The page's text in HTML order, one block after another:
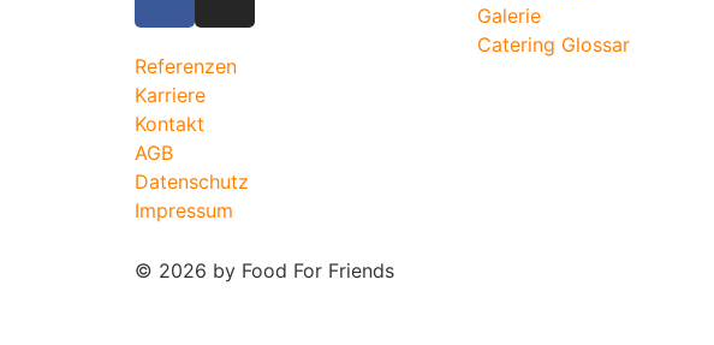
Referenzen
Karriere
Kontakt
AGB
Datenschutz
Impressum
Galerie
Catering Glossar
© 2026 by Food For Friends